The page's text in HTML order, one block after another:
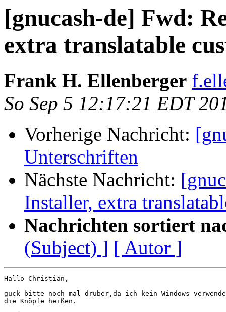
[gnucash-de] Fwd:
extra translatable
Frank H. Ellenberger
So Sep 5 12:17:21 EDT
Vorherige Nachricht:
Unterschriften
Nächste Nachricht:
Installer, extra
Nachrichten sortiert
(Subject) ] [ Autor ]
Hallo Christian,
guck bitte noch mal drüber,da ich kein Windows
die Knöpfe heißen.